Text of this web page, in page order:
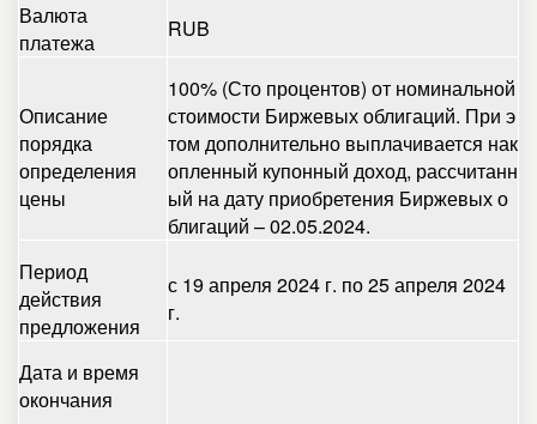
Валюта
платежа
RUB
Описание
порядка
определения
цены
100% (Сто процентов) от номинальной
стоимости Биржевых облигаций. При э
том дополнительно выплачивается нак
опленный купонный доход, рассчитанн
ый на дату приобретения Биржевых о
блигаций – 02.05.2024.
Период
действия
предложения
с 19 апреля 2024 г. по 25 апреля 2024
г.
Дата и время
окончания